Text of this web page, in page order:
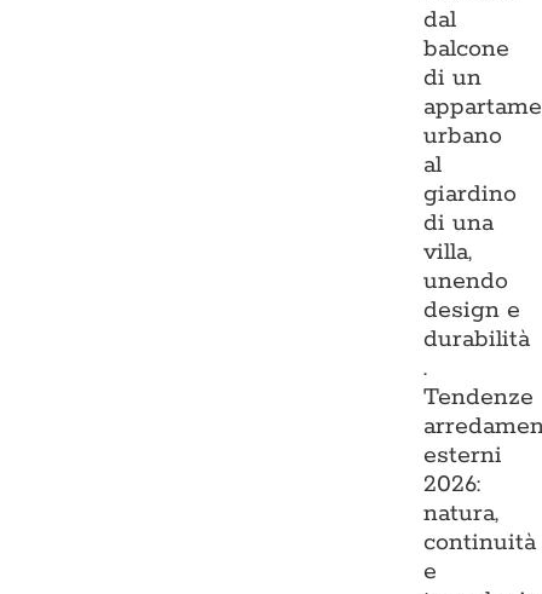
dal
balcone
di un
urbano
al
giardino
di una
villa,
unendo
design e
durabilità
.
Tendenze
esterni
2026:
natura,
continuità
e